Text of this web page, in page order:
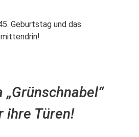
Geburtstag und das
„Grünschnabel“
ihre Türen!